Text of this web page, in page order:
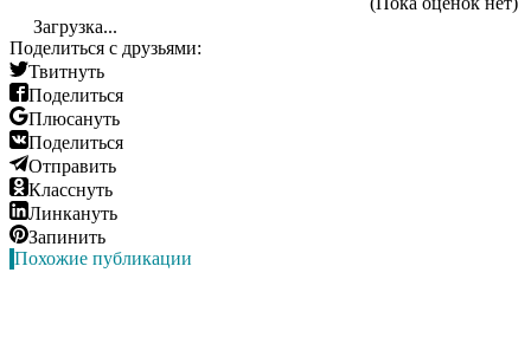
Загрузка...
Поделиться с друзьями:
Твитнуть
Поделиться
Плюсануть
Поделиться
Отправить
Класснуть
Линкануть
Запинить
Похожие публикации